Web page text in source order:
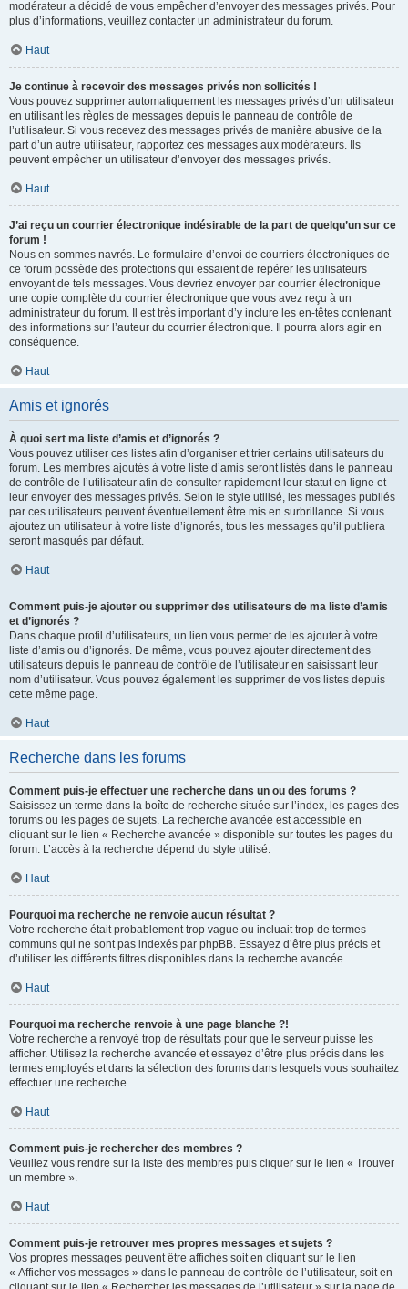
modérateur a décidé de vous empêcher d’envoyer des messages privés. Pour
plus d’informations, veuillez contacter un administrateur du forum.
Haut
Je continue à recevoir des messages privés non sollicités !
Vous pouvez supprimer automatiquement les messages privés d’un utilisateur
en utilisant les règles de messages depuis le panneau de contrôle de
l’utilisateur. Si vous recevez des messages privés de manière abusive de la
part d’un autre utilisateur, rapportez ces messages aux modérateurs. Ils
peuvent empêcher un utilisateur d’envoyer des messages privés.
Haut
J’ai reçu un courrier électronique indésirable de la part de quelqu’un sur ce
forum !
Nous en sommes navrés. Le formulaire d’envoi de courriers électroniques de
ce forum possède des protections qui essaient de repérer les utilisateurs
envoyant de tels messages. Vous devriez envoyer par courrier électronique
une copie complète du courrier électronique que vous avez reçu à un
administrateur du forum. Il est très important d’y inclure les en-têtes contenant
des informations sur l’auteur du courrier électronique. Il pourra alors agir en
conséquence.
Haut
Amis et ignorés
À quoi sert ma liste d’amis et d’ignorés ?
Vous pouvez utiliser ces listes afin d’organiser et trier certains utilisateurs du
forum. Les membres ajoutés à votre liste d’amis seront listés dans le panneau
de contrôle de l’utilisateur afin de consulter rapidement leur statut en ligne et
leur envoyer des messages privés. Selon le style utilisé, les messages publiés
par ces utilisateurs peuvent éventuellement être mis en surbrillance. Si vous
ajoutez un utilisateur à votre liste d’ignorés, tous les messages qu’il publiera
seront masqués par défaut.
Haut
Comment puis-je ajouter ou supprimer des utilisateurs de ma liste d’amis
et d’ignorés ?
Dans chaque profil d’utilisateurs, un lien vous permet de les ajouter à votre
liste d’amis ou d’ignorés. De même, vous pouvez ajouter directement des
utilisateurs depuis le panneau de contrôle de l’utilisateur en saisissant leur
nom d’utilisateur. Vous pouvez également les supprimer de vos listes depuis
cette même page.
Haut
Recherche dans les forums
Comment puis-je effectuer une recherche dans un ou des forums ?
Saisissez un terme dans la boîte de recherche située sur l’index, les pages des
forums ou les pages de sujets. La recherche avancée est accessible en
cliquant sur le lien « Recherche avancée » disponible sur toutes les pages du
forum. L’accès à la recherche dépend du style utilisé.
Haut
Pourquoi ma recherche ne renvoie aucun résultat ?
Votre recherche était probablement trop vague ou incluait trop de termes
communs qui ne sont pas indexés par phpBB. Essayez d’être plus précis et
d’utiliser les différents filtres disponibles dans la recherche avancée.
Haut
Pourquoi ma recherche renvoie à une page blanche ?!
Votre recherche a renvoyé trop de résultats pour que le serveur puisse les
afficher. Utilisez la recherche avancée et essayez d’être plus précis dans les
termes employés et dans la sélection des forums dans lesquels vous souhaitez
effectuer une recherche.
Haut
Comment puis-je rechercher des membres ?
Veuillez vous rendre sur la liste des membres puis cliquer sur le lien « Trouver
un membre ».
Haut
Comment puis-je retrouver mes propres messages et sujets ?
Vos propres messages peuvent être affichés soit en cliquant sur le lien
« Afficher vos messages » dans le panneau de contrôle de l’utilisateur, soit en